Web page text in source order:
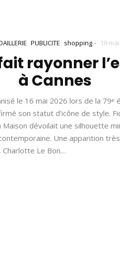
PUBLICITE shopping - 19
rayonner
à Cannes
le 16 mai 2026 lors de la 79ᵉ
son statut d’icône de style.
Maison dévoilait une silhouette
Une apparition
Charlotte Le Bon…